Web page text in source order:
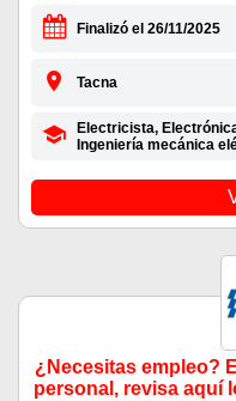
Finalizó el 26/11/2025
Tacna
Electricista,
Ingeniería mecánica
¿Necesitas empleo?
personal, revisa aquí